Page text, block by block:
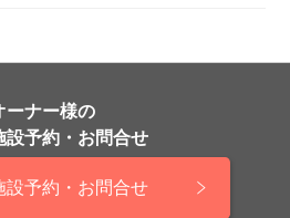
ーナー様の
設予約・お問合せ
設予約・お問合せ